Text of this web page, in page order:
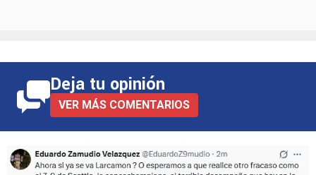
Deja tu opinión
VER MÁS COMENTARIOS